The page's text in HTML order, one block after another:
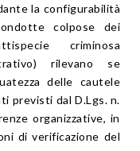
la configurabilità
colpose dei
criminosa
rilevano se
delle cautele
previsti dal D.Lgs. n.
organizzative, in
di verificazione del